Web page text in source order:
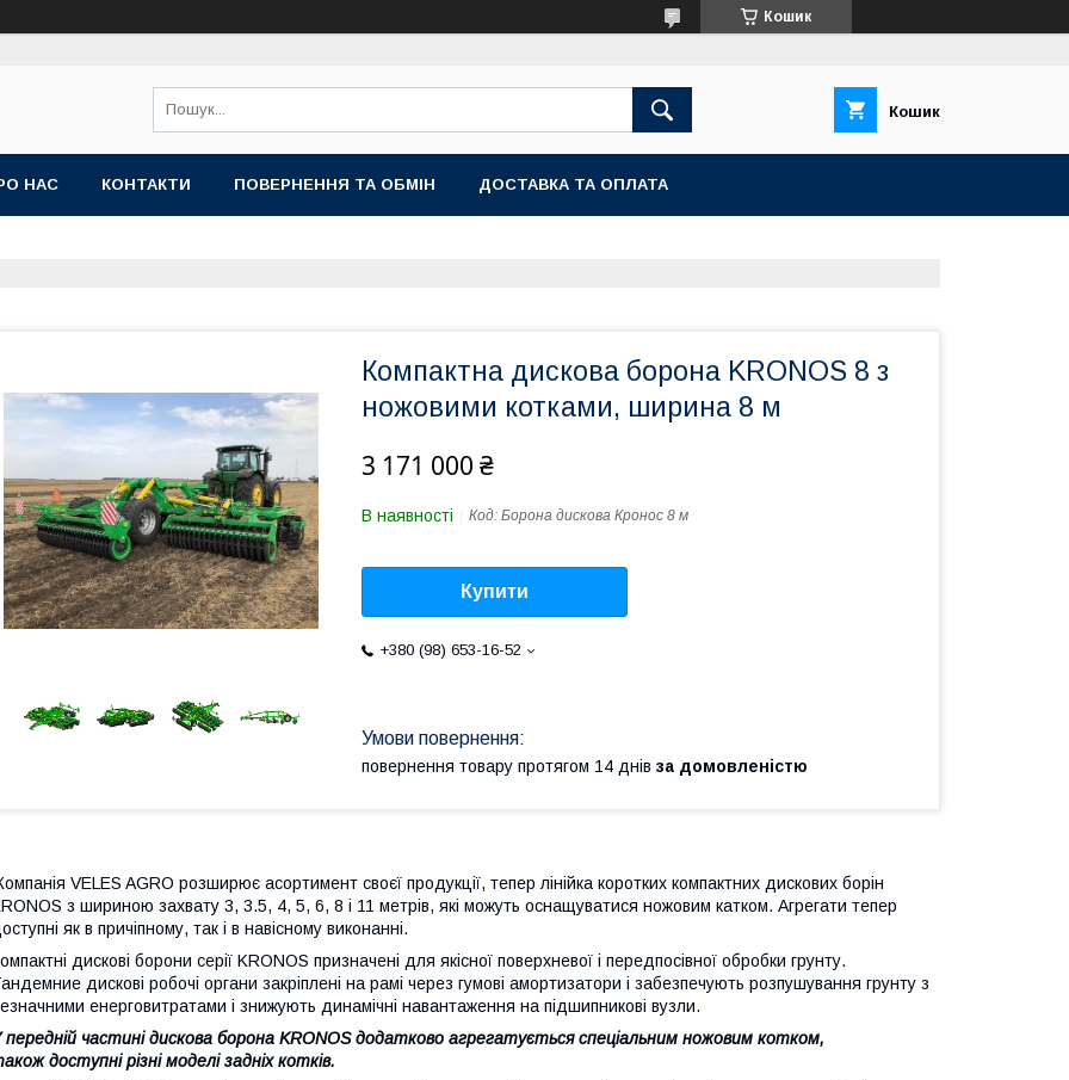
Кошик
Кошик
НАС КОНТАКТИ ПОВЕРНЕННЯ ТА ОБМІН ДОСТАВКА ТА ОПЛАТА
Компактна дискова борона KRONOS 8 з
ножовими котками, ширина 8 м
3 171 000 ₴
В наявності Код: Борона дискова Кронос 8 м
Купити
+380 (98) 653-16-52
повернення товару протягом 14 днів за домовленістю
VELES AGRO розширює асортимент своєї продукції, тепер лінійка коротких компактних дискових борін
з шириною захвату 3, 3.5, 4, 5, 6, 8 і 11 метрів, які можуть оснащуватися ножовим катком. Агрегати тепер
як в причіпному, так і в навісному виконанні.
дискові борони серії KRONOS призначені для якісної поверхневої і передпосівної обробки грунту.
дискові робочі органи закріплені на рамі через гумові амортизатори і забезпечують розпушування грунту з
енерговитратами і знижують динамічні навантаження на підшипникові вузли.
передній частині дискова борона KRONOS додатково агрегатується спеціальним ножовим котком,
доступні різні моделі задніх котків.